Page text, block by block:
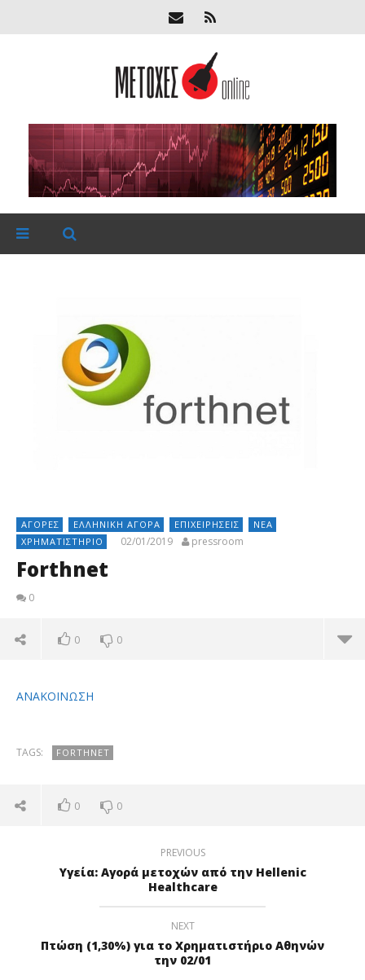
ΑΓΟΡΈΣ ΕΛΛΗΝΙΚΉ ΑΓΟΡΆ ΕΠΙΧΕΙΡΉΣΕΙΣ
ΝΈΑ
ΧΡΗΜΑΤΙΣΤΉΡΙΟ
02/01/2019 pressroom
Forthnet
0
0 0
NOW VIEWING
02/01/2019
pressroom
ΑΝΑΚΟΙΝΩΣΗ
TAGS: FORTHNET
0 0
PREVIOUS
Υγεία: Αγορά μετοχών από την Hellenic
Healthcare
NEXT
Πτώση (1,30%) για το Χρηματιστήριο Αθηνών
την 02/01